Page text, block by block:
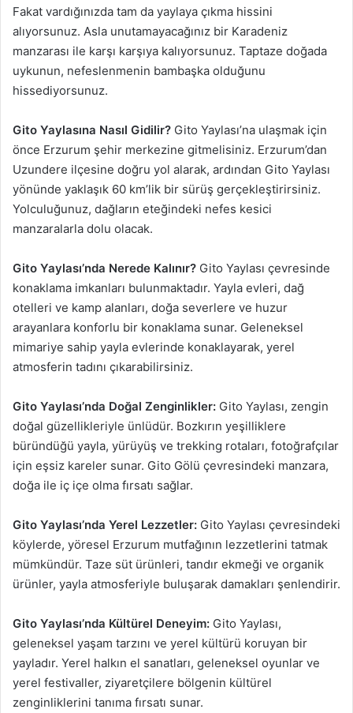
Fakat vardığınızda tam da yaylaya çıkma hissini
alıyorsunuz. Asla unutamayacağınız bir Karadeniz
manzarası ile karşı karşıya kalıyorsunuz. Taptaze doğada
uykunun, nefeslenmenin bambaşka olduğunu
hissediyorsunuz.
Gito Yaylasına Nasıl Gidilir? Gito Yaylası’na ulaşmak için
önce Erzurum şehir merkezine gitmelisiniz. Erzurum’dan
Uzundere ilçesine doğru yol alarak, ardından Gito Yaylası
yönünde yaklaşık 60 km’lik bir sürüş gerçekleştirirsiniz.
Yolculuğunuz, dağların eteğindeki nefes kesici
manzaralarla dolu olacak.
Gito Yaylası’nda Nerede Kalınır? Gito Yaylası çevresinde
konaklama imkanları bulunmaktadır. Yayla evleri, dağ
otelleri ve kamp alanları, doğa severlere ve huzur
arayanlara konforlu bir konaklama sunar. Geleneksel
mimariye sahip yayla evlerinde konaklayarak, yerel
atmosferin tadını çıkarabilirsiniz.
Gito Yaylası’nda Doğal Zenginlikler: Gito Yaylası, zengin
doğal güzellikleriyle ünlüdür. Bozkırın yeşilliklere
büründüğü yayla, yürüyüş ve trekking rotaları, fotoğrafçılar
için eşsiz kareler sunar. Gito Gölü çevresindeki manzara,
doğa ile iç içe olma fırsatı sağlar.
Gito Yaylası’nda Yerel Lezzetler: Gito Yaylası çevresindeki
köylerde, yöresel Erzurum mutfağının lezzetlerini tatmak
mümkündür. Taze süt ürünleri, tandır ekmeği ve organik
ürünler, yayla atmosferiyle buluşarak damakları şenlendirir.
Gito Yaylası’nda Kültürel Deneyim: Gito Yaylası,
geleneksel yaşam tarzını ve yerel kültürü koruyan bir
yayladır. Yerel halkın el sanatları, geleneksel oyunlar ve
yerel festivaller, ziyaretçilere bölgenin kültürel
zenginliklerini tanıma fırsatı sunar.